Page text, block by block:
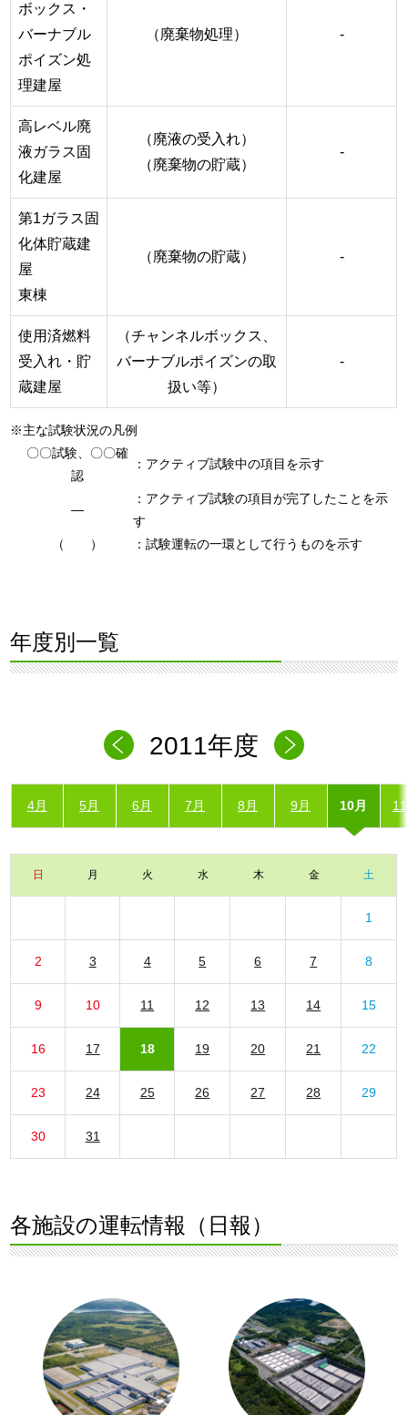
ボックス・
バーナブル
ポイズン処
理建屋
（廃棄物処理） -
高レベル廃
液ガラス固
化建屋
（廃液の受入れ）
（廃棄物の貯蔵）
-
第1ガラス固
化体貯蔵建
屋
東棟
（廃棄物の貯蔵） -
使用済燃料
受入れ・貯
蔵建屋
（チャンネルボックス、
バーナブルポイズンの取
扱い等）
-
※主な試験状況の凡例
〇〇試験、〇〇確
認
：アクティブ試験中の項目を示す
―
：アクティブ試験の項目が完了したことを示
す
（ ）
：試験運転の一環として行うものを示す
年度別一覧
2011年度
4月 5月 6月 7月 8月 9月 10月
日 月 火 水 木 金 土
1
2 3 4 5 6 7 8
9 10 11 12 13 14 15
16 17 18 19 20 21 22
23 24 25 26 27 28 29
30 31
各施設の運転情報（日報）